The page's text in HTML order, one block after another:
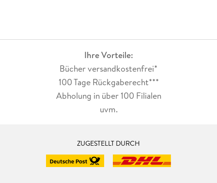
Ihre Vorteile:
Bücher versandkostenfrei*
100 Tage Rückgaberecht***
Abholung in über 100 Filialen
uvm.
ZUGESTELLT DURCH